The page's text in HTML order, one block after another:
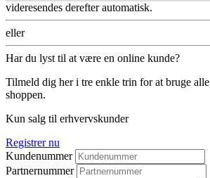
videresendes derefter automatisk.
eller
Har du lyst til at være en online kunde?
Tilmeld dig her i tre enkle trin for at bruge
shoppen.
Kun salg til erhvervskunder
Registrer nu
Kundenummer
Partnernummer